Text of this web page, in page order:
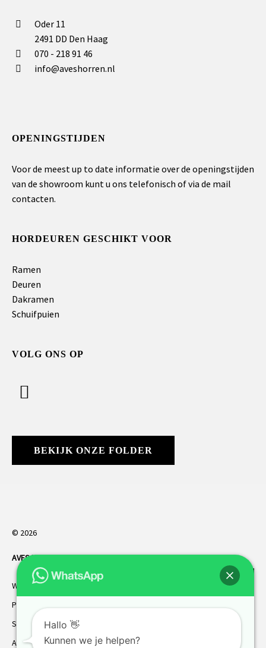
Oder 11
2491 DD Den Haag
070 - 218 91 46
info@aveshorren.nl
OPENINGSTIJDEN
Voor de meest up to date informatie over de openingstijden
van de showroom kunt u ons telefonisch of via de mail
contacten.
HORDEUREN GESCHIKT VOOR
Ramen
Deuren
Dakramen
Schuifpuien
VOLG ONS OP
BEKIJK ONZE FOLDER
© 2026
AVES HORREN. Alle rechten voorbehouden.
Webdesign Vanoo Media
Privacybeleid
Sitemap
AVES garantie
Hallo 👋
Kunnen we je helpen?